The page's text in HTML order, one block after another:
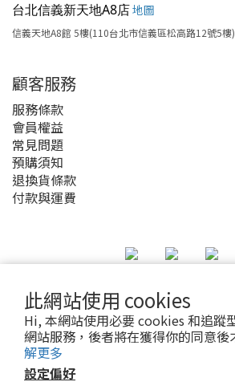
此網站使用 cookies
Hi, 本網站使用必要 cookies 和追蹤
網站服務，後者將在獲得你的同意後
解更多
設定偏好
台北信義新天地A8店地圖
信義天地A8館 5樓(110台北市信義區松高路12號5樓)
顧客服務
服務條款
會員權益
常見問題
預購須知
退換貨條款
付款與運費
2020 © MyAnime